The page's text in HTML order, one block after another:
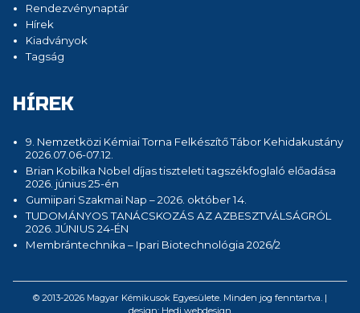
Rendezvénynaptár
Hírek
Kiadványok
Tagság
HÍREK
9. Nemzetközi Kémiai Torna Felkészítő Tábor Kehidakustány
2026.07.06-07.12.
Brian Kobilka Nobel díjas tiszteleti tagszékfoglaló előadása
2026. június 25-én
Gumiipari Szakmai Nap – 2026. október 14.
TUDOMÁNYOS TANÁCSKOZÁS AZ AZBESZTVÁLSÁGRÓL
2026. JÚNIUS 24-ÉN
Membrántechnika – Ipari Biotechnológia 2026/2
© 2013-2026 Magyar Kémikusok Egyesülete. Minden jog fenntartva. |
design: Hedi webdesign